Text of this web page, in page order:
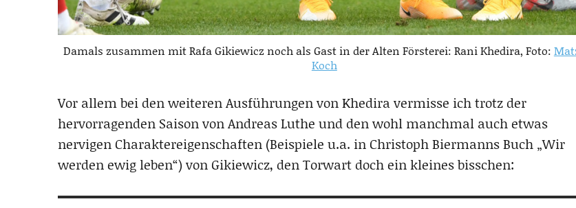
Damals zusammen mit Rafa Gikiewicz noch als Gast in der Alten Försterei: Rani Khedira, Foto:
Koch
Vor allem bei den weiteren Ausführungen von Khedira vermisse ich trotz der
hervorragenden Saison von Andreas Luthe und den wohl manchmal auch etwas
nervigen Charaktereigenschaften (Beispiele u.a. in Christoph Biermanns Buch „Wir
werden ewig leben“) von Gikiewicz, den Torwart doch ein kleines bisschen: